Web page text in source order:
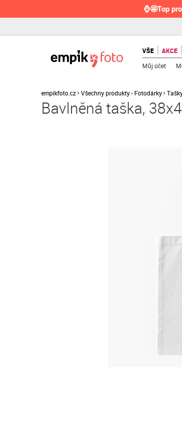
⌚🤩Top
VŠE AKCE
Můj účet
empikfoto.cz Všechny produkty - Fotodárky
Bavlněná taška,